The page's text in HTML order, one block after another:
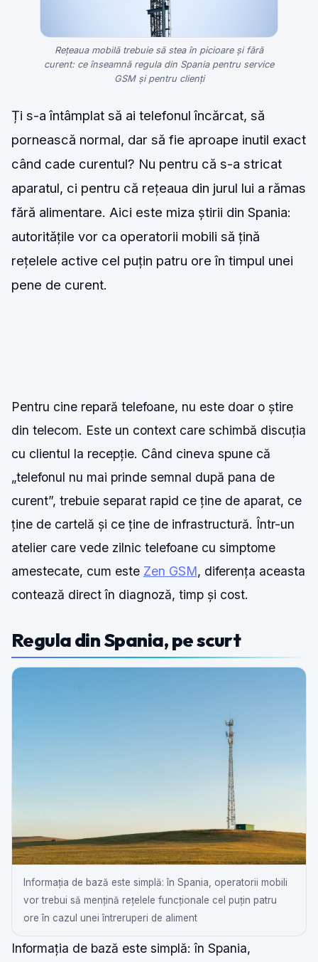
Rețeaua mobilă trebuie să stea în picioare și fără
curent: ce înseamnă regula din Spania pentru service
GSM și pentru clienți
Ți s-a întâmplat să ai telefonul încărcat, să
pornească normal, dar să fie aproape inutil exact
când cade curentul? Nu pentru că s-a stricat
aparatul, ci pentru că rețeaua din jurul lui a rămas
fără alimentare. Aici este miza știrii din Spania:
autoritățile vor ca operatorii mobili să țină
rețelele active cel puțin patru ore în timpul unei
pene de curent.
Pentru cine repară telefoane, nu este doar o știre
din telecom. Este un context care schimbă discuția
cu clientul la recepție. Când cineva spune că
„telefonul nu mai prinde semnal după pana de
curent”, trebuie separat rapid ce ține de aparat, ce
ține de cartelă și ce ține de infrastructură. Într-un
atelier care vede zilnic telefoane cu simptome
amestecate, cum este Zen GSM, diferența aceasta
contează direct în diagnoză, timp și cost.
Regula din Spania, pe scurt
Informația de bază este simplă: în Spania, operatorii mobili
vor trebui să mențină rețelele funcționale cel puțin patru
ore în cazul unei întreruperi de aliment
Informația de bază este simplă: în Spania,